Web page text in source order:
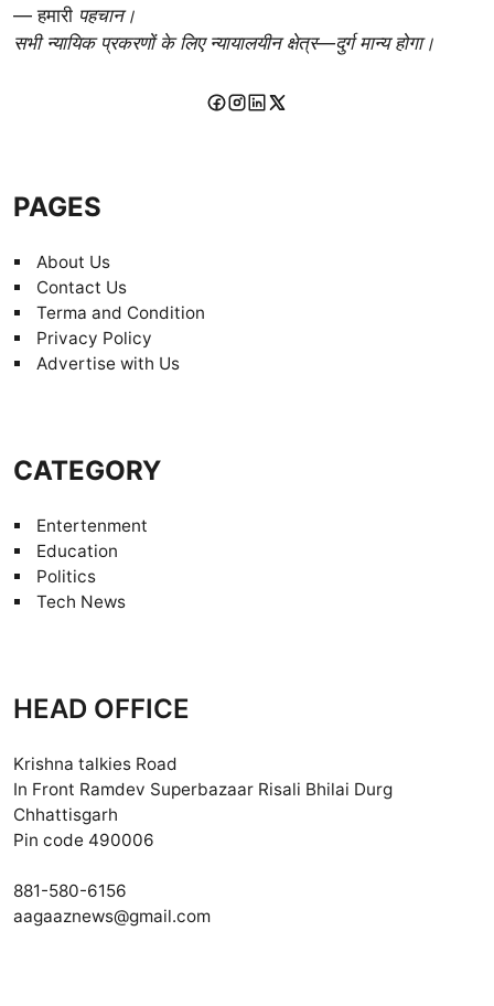
— हमारी पहचान।
सभी न्यायिक प्रकरणों के लिए न्यायालयीन क्षेत्र—दुर्ग मान्य होगा।
PAGES
About Us
Contact Us
Terma and Condition
Privacy Policy
Advertise with Us
CATEGORY
Entertenment
Education
Politics
Tech News
HEAD OFFICE
Krishna talkies Road
In Front Ramdev Superbazaar Risali Bhilai Durg
Chhattisgarh
Pin code 490006
881-580-6156
aagaaznews@gmail.com